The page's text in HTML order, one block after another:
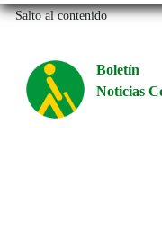
Salto al contenido
Boletín
Noticias